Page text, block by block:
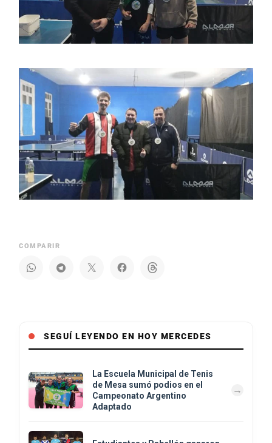
COMPARIR
SEGUÍ LEYENDO EN HOY MERCEDES
La Escuela Municipal de Tenis
de Mesa sumó podios en el
Campeonato Argentino
Adaptado